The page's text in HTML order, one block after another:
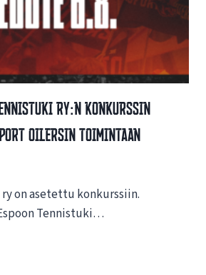
Ry:n Konkurssin
Oilersin Toimintaan
on asetettu konkurssiin.
Tennistuki…